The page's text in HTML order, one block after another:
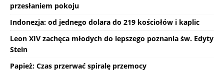
przesłaniem pokoju
Indonezja: od jednego dolara do 219 kościołów i kaplic
Leon XIV zachęca młodych do lepszego poznania św. Edyty
Stein
Papież: Czas przerwać spiralę przemocy